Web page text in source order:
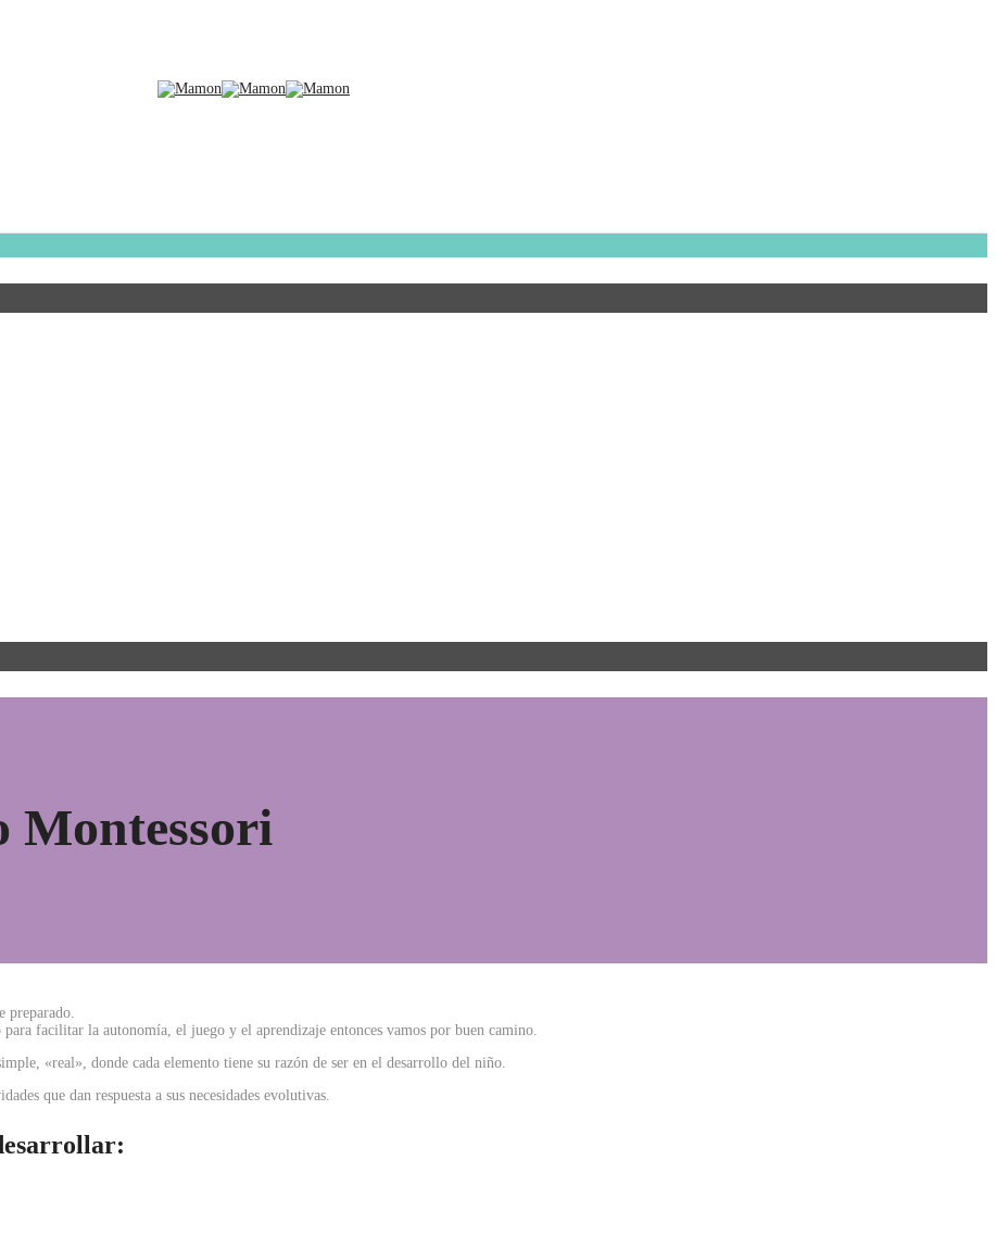
Montessori
preparado.
facilitar la autonomía, el juego y el aprendizaje entonces vamos por buen camino.
«real», donde cada elemento tiene su razón de ser en el desarrollo del niño.
que dan respuesta a sus necesidades evolutivas.